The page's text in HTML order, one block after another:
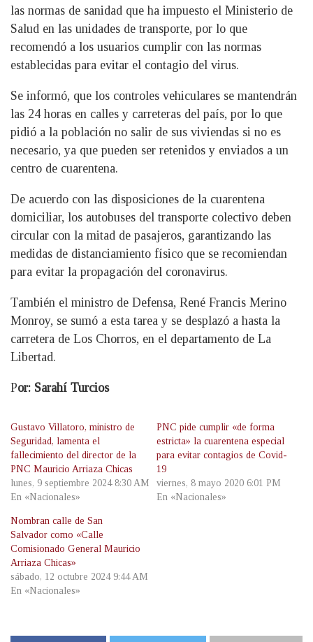
las normas de sanidad que ha impuesto el Ministerio de
Salud en las unidades de transporte, por lo que
recomendó a los usuarios cumplir con las normas
establecidas para evitar el contagio del virus.
Se informó, que los controles vehiculares se mantendrán
las 24 horas en calles y carreteras del país, por lo que
pidió a la población no salir de sus viviendas si no es
necesario, ya que pueden ser retenidos y enviados a un
centro de cuarentena.
De acuerdo con las disposiciones de la cuarentena
domiciliar, los autobuses del transporte colectivo deben
circular con la mitad de pasajeros, garantizando las
medidas de distanciamiento físico que se recomiendan
para evitar la propagación del coronavirus.
También el ministro de Defensa, René Francis Merino
Monroy, se sumó a esta tarea y se desplazó a hasta la
carretera de Los Chorros, en el departamento de La
Libertad.
Por: Sarahí Turcios
Gustavo Villatoro, ministro de
Seguridad, lamenta el
fallecimiento del director de la
PNC Mauricio Arriaza Chicas
lunes, 9 septiembre 2024 8:30 AM
En «Nacionales»
PNC pide cumplir «de forma
estricta» la cuarentena especial
para evitar contagios de Covid-
19
viernes, 8 mayo 2020 6:01 PM
En «Nacionales»
Nombran calle de San
Salvador como «Calle
Comisionado General Mauricio
Arriaza Chicas»
sábado, 12 octubre 2024 9:44 AM
En «Nacionales»